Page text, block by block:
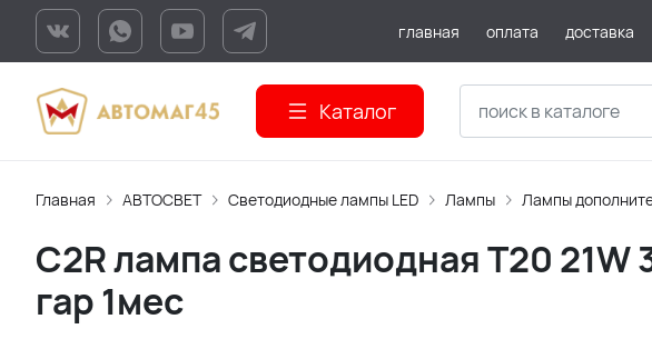
главная оплата доставка
Каталог
Главная АВТОСВЕТ Светодиодные лампы LED Лампы Лампы
C2R лампа светодиодная Т20
гар 1мес